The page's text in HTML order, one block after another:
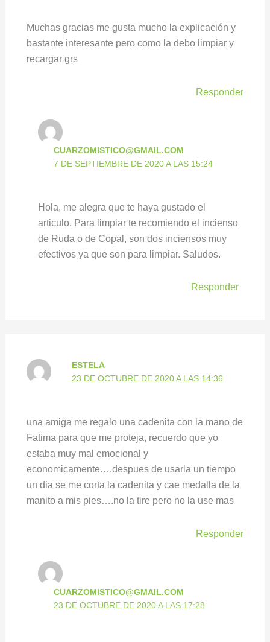
Muchas gracias me gusta mucho la explicación y
bastante interesante pero como la debo limpiar y
recargar grs
Responder
CUARZOMISTICO@GMAIL.COM
7 DE SEPTIEMBRE DE 2020 A LAS 15:24
Hola, me alegra que te haya gustado el
articulo. Para limpiar te recomiendo el incienso
de Ruda o de Copal, son dos inciensos muy
efectivos ya que son para limpiar. Saludos.
Responder
ESTELA
23 DE OCTUBRE DE 2020 A LAS 14:36
una amiga me regalo una cadenita con la mano de
Fatima para que me proteja, recuerdo que yo
estaba muy mal emocional y
economicamente….despues de usarla un tiempo
un dia se me corta la cadenita y cae medalla de la
manito a mis pies….no la tire pero no la use mas
Responder
CUARZOMISTICO@GMAIL.COM
23 DE OCTUBRE DE 2020 A LAS 17:28